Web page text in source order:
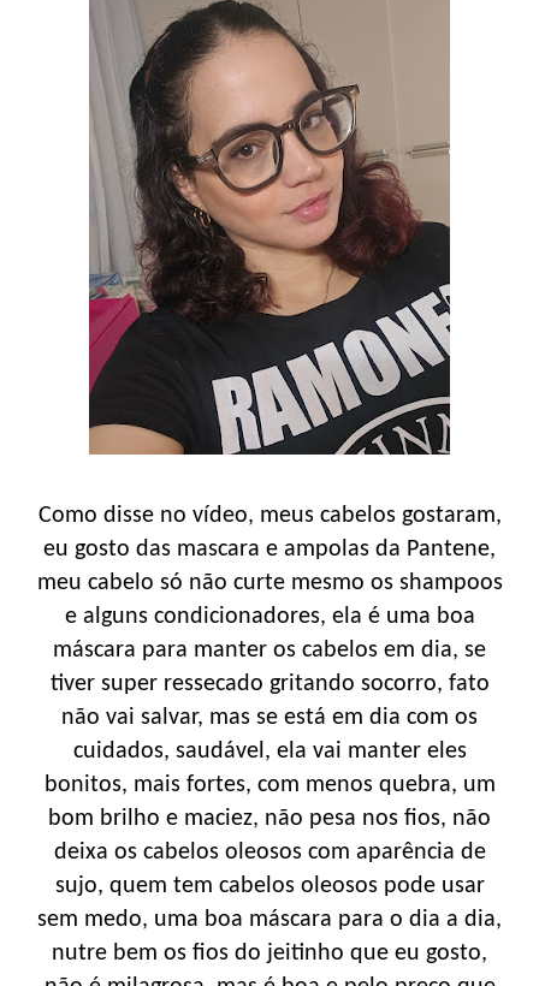
Como disse no vídeo, meus cabelos gostaram,
eu gosto das mascara e ampolas da Pantene,
meu cabelo só não curte mesmo os shampoos
e alguns condicionadores, ela é uma boa
máscara para manter os cabelos em dia, se
tiver super ressecado gritando socorro, fato
não vai salvar, mas se está em dia com os
cuidados, saudável, ela vai manter eles
bonitos, mais fortes, com menos quebra, um
bom brilho e maciez, não pesa nos fios, não
deixa os cabelos oleosos com aparência de
sujo, quem tem cabelos oleosos pode usar
sem medo, uma boa máscara para o dia a dia,
nutre bem os fios do jeitinho que eu gosto,